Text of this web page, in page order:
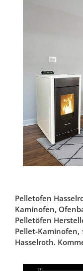
Pelletofen
Kaminofen,
Pelletöfen
Pellet-Kaminofen,
Hasselroth.